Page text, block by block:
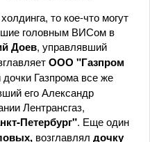
то кое-что могут
головным ВИСом в
Доев, управлявший
ООО "Газпром
Газпрома все же
его Александр
Лентрансгаз,
Петербург". Еще один
возглавлял дочку